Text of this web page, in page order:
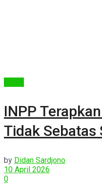
INPP
Tidak Sebatas
by Didan Sardjono
10 April 2026
0